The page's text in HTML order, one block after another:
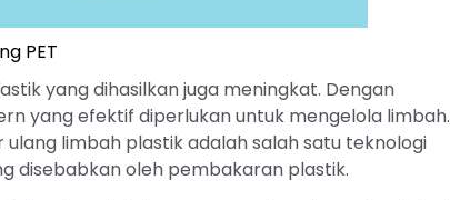
PET
yang dihasilkan juga meningkat. Dengan
yang efektif diperlukan untuk mengelola limbah.
ulang limbah plastik adalah salah satu teknologi
disebabkan oleh pembakaran plastik.